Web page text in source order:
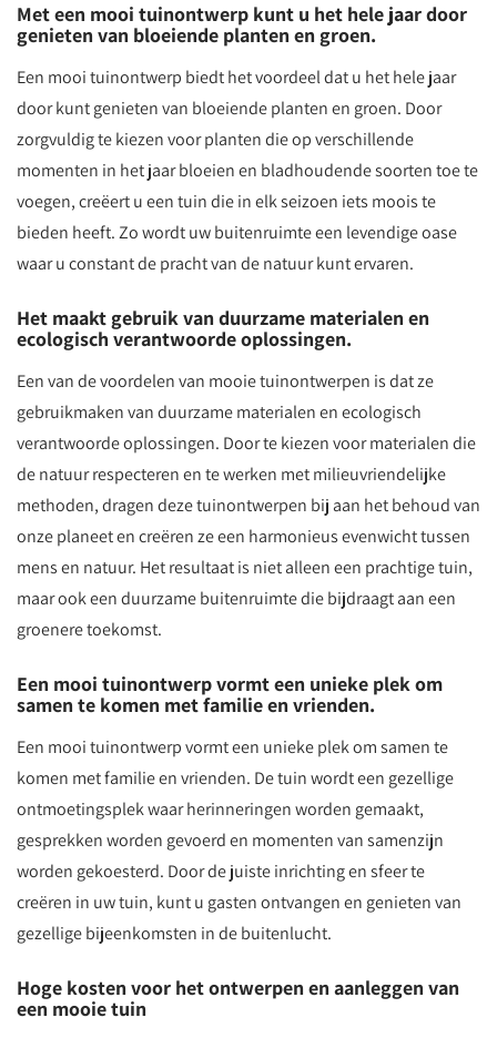
Met een mooi tuinontwerp kunt u het hele jaar door
genieten van bloeiende planten en groen.
Een mooi tuinontwerp biedt het voordeel dat u het hele jaar
door kunt genieten van bloeiende planten en groen. Door
zorgvuldig te kiezen voor planten die op verschillende
momenten in het jaar bloeien en bladhoudende soorten toe te
voegen, creëert u een tuin die in elk seizoen iets moois te
bieden heeft. Zo wordt uw buitenruimte een levendige oase
waar u constant de pracht van de natuur kunt ervaren.
Het maakt gebruik van duurzame materialen en
ecologisch verantwoorde oplossingen.
Een van de voordelen van mooie tuinontwerpen is dat ze
gebruikmaken van duurzame materialen en ecologisch
verantwoorde oplossingen. Door te kiezen voor materialen die
de natuur respecteren en te werken met milieuvriendelijke
methoden, dragen deze tuinontwerpen bij aan het behoud van
onze planeet en creëren ze een harmonieus evenwicht tussen
mens en natuur. Het resultaat is niet alleen een prachtige tuin,
maar ook een duurzame buitenruimte die bijdraagt aan een
groenere toekomst.
Een mooi tuinontwerp vormt een unieke plek om
samen te komen met familie en vrienden.
Een mooi tuinontwerp vormt een unieke plek om samen te
komen met familie en vrienden. De tuin wordt een gezellige
ontmoetingsplek waar herinneringen worden gemaakt,
gesprekken worden gevoerd en momenten van samenzijn
worden gekoesterd. Door de juiste inrichting en sfeer te
creëren in uw tuin, kunt u gasten ontvangen en genieten van
gezellige bijeenkomsten in de buitenlucht.
Hoge kosten voor het ontwerpen en aanleggen van
een mooie tuin